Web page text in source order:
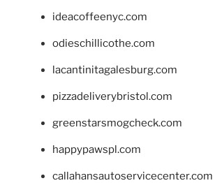
ideacoffeenyc.com
odieschillicothe.com
lacantinitagalesburg.com
pizzadeliverybristol.com
greenstarsmogcheck.com
happypawspl.com
callahansautoservicecenter.com